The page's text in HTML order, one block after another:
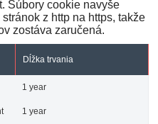
Súbory cookie navyše
z http na https, takže
zostáva zaručená.
Dĺžka trvania
1 year
1 year